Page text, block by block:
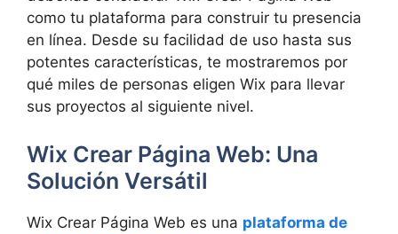
como tu plataforma para construir tu presencia
en línea. Desde su facilidad de uso hasta sus
potentes características, te mostraremos por
qué miles de personas eligen Wix para llevar
sus proyectos al siguiente nivel.
Wix Crear Página Web: Una
Solución Versátil
Wix Crear Página Web es una plataforma de